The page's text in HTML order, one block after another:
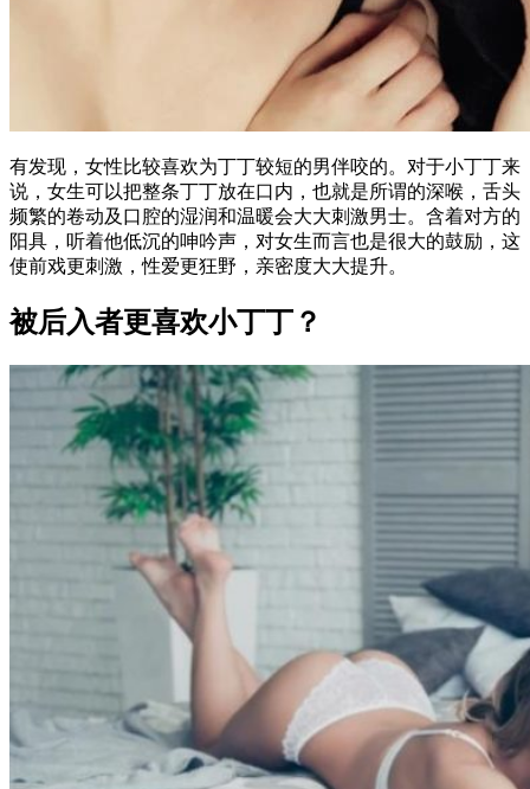
有发现，女性比较喜欢为丁丁较短的男伴咬的。对于小丁丁来
说，女生可以把整条丁丁放在口内，也就是所谓的深喉，舌头
频繁的卷动及口腔的湿润和温暖会大大刺激男士。含着对方的
阳具，听着他低沉的呻吟声，对女生而言也是很大的鼓励，这
使前戏更刺激，性爱更狂野，亲密度大大提升。
被后入者更喜欢小丁丁？